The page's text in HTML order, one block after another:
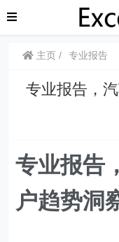
主页 专业报告
专业报告，
专业报告
户趋势洞